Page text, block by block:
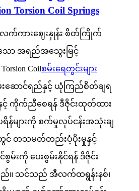
Torsion Coil Springs
က်ကားဈေးနှုန်း စိတ်ကြိုက်
ော အရည်အသွေးမြင့်
Torsion Coilစမ်းရေတွင်းများ
းဆောင်ရည်နှင့် ယုံကြည်စိတ်ချရ
နှင့် ကိုက်ညီစေရန် ဒီဇိုင်းထုတ်ထား
များကို စက်မှုလုပ်ငန်းအသုံးချ
တွင် တသမတ်တည်းပံ့ပိုးမှုနှင့်
မ်းကို ပေးစွမ်းနိုင်ရန် ဒီဇိုင်း
။ သင်သည် အီလက်ထရွန်းနစ်၊